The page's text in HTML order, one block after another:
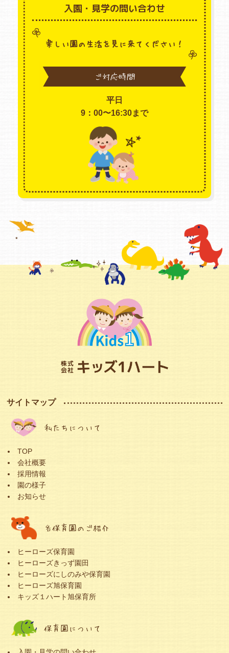
入園・見学の問い合わせ
楽しい園の生活を見に来てください！
ご対応時間
平日
9：00〜16:30まで
サイトマップ
私たちについて
TOP
会社概要
採用情報
園の様子
お知らせ
各保育園のご紹介
ヒーローズ保育園
ヒーローズきっず園田
ヒーローズにしのみや保育園
ヒーローズ旭保育園
キッズ１ハート旭保育所
保育園について